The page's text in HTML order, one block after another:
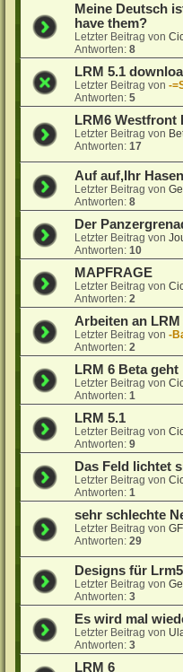
Meine Deutsch
have them?
Letzter Beitrag von
Antworten:8
LRM 5.1
Letzter Beitrag von-
Antworten:5
LRM6 Westfront
Letzter Beitrag von
Antworten:17
Auf auf,Ihr
Letzter Beitrag von
Antworten:8
Der
Letzter Beitrag von
Antworten:10
MAPFRAGE
Letzter Beitrag von
Antworten:2
Arbeiten an
Letzter Beitrag von-
Antworten:2
LRM 6 Beta geht
Letzter Beitrag von
Antworten:1
LRM 5.1
Letzter Beitrag von
Antworten:9
Das Feld lichtet
Letzter Beitrag von
Antworten:1
sehr schlechte
Letzter Beitrag von
Antworten:29
Designs für
Letzter Beitrag von
Antworten:3
Es wird mal
Letzter Beitrag von
Antworten:3
LRM 6